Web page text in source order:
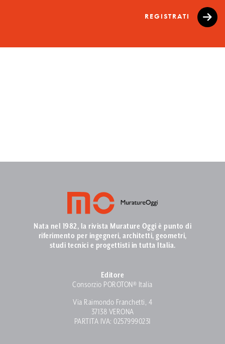
REGISTRATI
Nata nel 1982, la rivista Murature Oggi è punto di
riferimento per ingegneri, architetti, geometri,
studi tecnici e progettisti in tutta Italia.
Editore
Consorzio POROTON® Italia
Via Raimondo Franchetti, 4
37138 VERONA
PARTITA IVA: 02579990231